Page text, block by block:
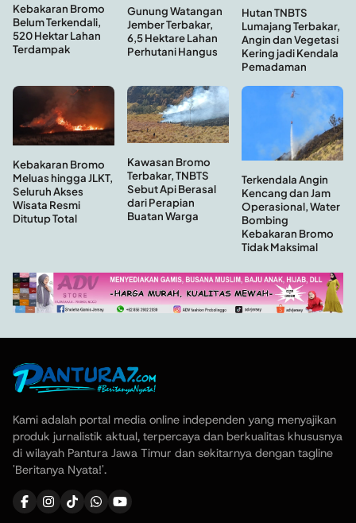
Kebakaran Bromo
Belum Terkendali,
520 Hektar Lahan
Terdampak
Gunung Watangan
Jember Terbakar,
6,5 Hektare Lahan
Perhutani Hangus
Hutan TNBTS
Lumajang Terbakar,
Angin dan Vegetasi
Kering jadi Kendala
Pemadaman
Kebakaran Bromo
Meluas hingga JLKT,
Seluruh Akses
Wisata Resmi
Ditutup Total
Kawasan Bromo
Terbakar, TNBTS
Sebut Api Berasal
dari Perapian
Buatan Warga
Terkendala Angin
Kencang dan Jam
Operasional, Water
Bombing
Kebakaran Bromo
Tidak Maksimal
Kami adalah portal media online independen yang menyajikan
produk jurnalistik aktual, terpercaya dan berkualitas khususnya
di wilayah Pantura Jawa Timur dan sekitarnya dengan tagline
'Beritanya Nyata!'.